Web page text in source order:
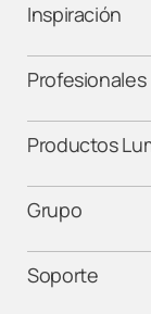
Inspiración
Profesionales
Productos
Grupo
Soporte